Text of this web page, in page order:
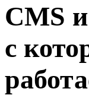
CMS
с